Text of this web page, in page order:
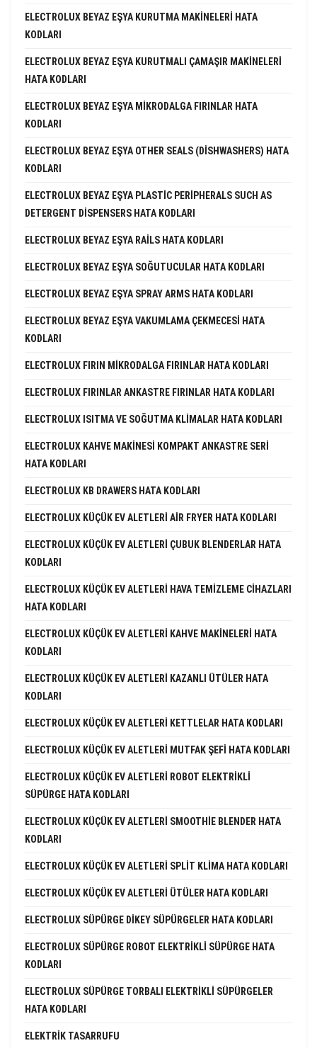
ELECTROLUX BEYAZ EŞYA KURUTMA MAKINELERI HATA
KODLARI
ELECTROLUX BEYAZ EŞYA KURUTMALI ÇAMAŞIR MAKINELERI
HATA KODLARI
ELECTROLUX BEYAZ EŞYA MIKRODALGA FIRINLAR HATA
KODLARI
ELECTROLUX BEYAZ EŞYA OTHER SEALS (DISHWASHERS) HATA
KODLARI
ELECTROLUX BEYAZ EŞYA PLASTIC PERIPHERALS SUCH AS
DETERGENT DISPENSERS HATA KODLARI
ELECTROLUX BEYAZ EŞYA RAILS HATA KODLARI
ELECTROLUX BEYAZ EŞYA SOĞUTUCULAR HATA KODLARI
ELECTROLUX BEYAZ EŞYA SPRAY ARMS HATA KODLARI
ELECTROLUX BEYAZ EŞYA VAKUMLAMA ÇEKMECESI HATA
KODLARI
ELECTROLUX FIRIN MIKRODALGA FIRINLAR HATA KODLARI
ELECTROLUX FIRINLAR ANKASTRE FIRINLAR HATA KODLARI
ELECTROLUX ISITMA VE SOĞUTMA KLIMALAR HATA KODLARI
ELECTROLUX KAHVE MAKINESI KOMPAKT ANKASTRE SERI
HATA KODLARI
ELECTROLUX KB DRAWERS HATA KODLARI
ELECTROLUX KÜÇÜK EV ALETLERI AIR FRYER HATA KODLARI
ELECTROLUX KÜÇÜK EV ALETLERI ÇUBUK BLENDERLAR HATA
KODLARI
ELECTROLUX KÜÇÜK EV ALETLERI HAVA TEMIZLEME CIHAZLARI
HATA KODLARI
ELECTROLUX KÜÇÜK EV ALETLERI KAHVE MAKINELERI HATA
KODLARI
ELECTROLUX KÜÇÜK EV ALETLERI KAZANLI ÜTÜLER HATA
KODLARI
ELECTROLUX KÜÇÜK EV ALETLERI KETTLELAR HATA KODLARI
ELECTROLUX KÜÇÜK EV ALETLERI MUTFAK ŞEFI HATA KODLARI
ELECTROLUX KÜÇÜK EV ALETLERI ROBOT ELEKTRIKLI
SÜPÜRGE HATA KODLARI
ELECTROLUX KÜÇÜK EV ALETLERI SMOOTHIE BLENDER HATA
KODLARI
ELECTROLUX KÜÇÜK EV ALETLERI SPLIT KLIMA HATA KODLARI
ELECTROLUX KÜÇÜK EV ALETLERI ÜTÜLER HATA KODLARI
ELECTROLUX SÜPÜRGE DIKEY SÜPÜRGELER HATA KODLARI
ELECTROLUX SÜPÜRGE ROBOT ELEKTRIKLI SÜPÜRGE HATA
KODLARI
ELECTROLUX SÜPÜRGE TORBALI ELEKTRIKLI SÜPÜRGELER
HATA KODLARI
ELEKTRIK TASARRUFU